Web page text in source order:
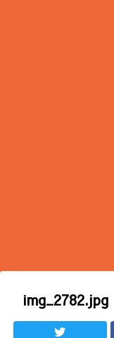
img_2782.jpg